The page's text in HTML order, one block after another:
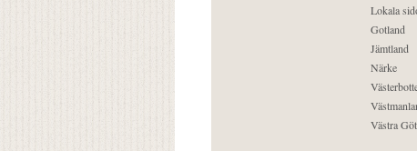
Lokala
Gotland
Jämtland
Närke
Västra